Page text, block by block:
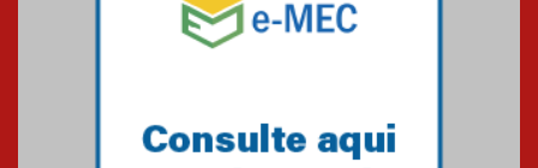
Mackenzie recepciona os
calouros do segundo semestre